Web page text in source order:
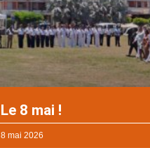
Le 8 mai !
8 mai 2026